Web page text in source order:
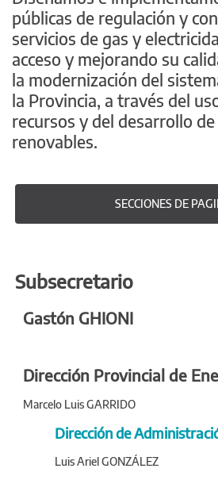
públicas de regulación y
servicios de gas y
acceso y mejorando su
la modernización del
la Provincia, a través del
recursos y del desarrollo
renovables.
SECCIONES DE
Subsecretario
Gastón GHIONI
Dirección Provincial de
Marcelo Luis GARRIDO
Dirección de
Luis Ariel GONZÁLEZ